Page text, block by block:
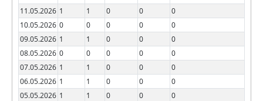
11.05.2026 1 1 0 0
0
10.05.2026 0 0 0 0
0
09.05.2026 1 1 0 0
0
08.05.2026 0 0 0 0
0
07.05.2026 1 1 0 0
0
06.05.2026 1 1 0 0
0
05.05.2026 1 1 0 0
0